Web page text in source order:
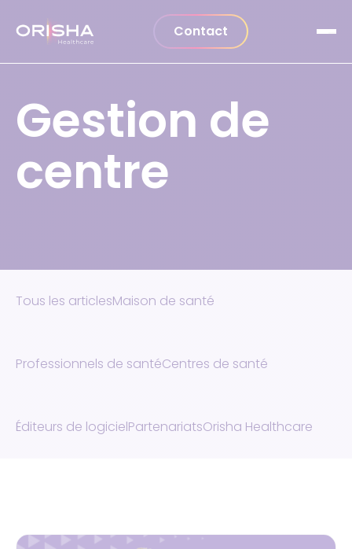
Contact
Gestion de
centre
Tous les articlesMaison de santé
Professionnels de santéCentres de santé
Éditeurs de logicielPartenariatsOrisha Healthcare